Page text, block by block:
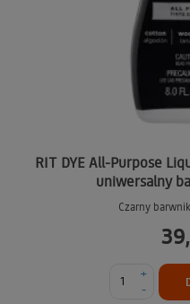
RIT DYE All-Purpose
uniwersalny
Czarny
-
+